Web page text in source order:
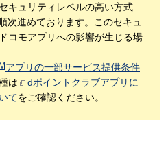
キュリティレベルの高い方式
次進めております。このセキュ
コモアプリへの影響が生じる場
アプリの一部サービス提供条件
は
dポイントクラブアプリに
てをご確認ください。